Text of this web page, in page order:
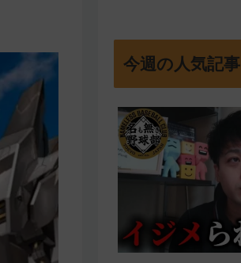
今週の人気記事